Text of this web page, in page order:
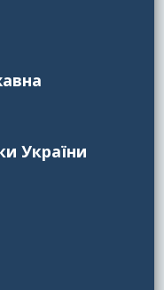
України